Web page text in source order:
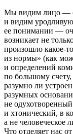
Мы видим лицо —
и видим
ее понимании —
возникает не
произошло какое-
из нормы» (как
и определений
по большому
разумно ли
разумных
не
и хтонический, в
а не человеческое
Что отделяет нас